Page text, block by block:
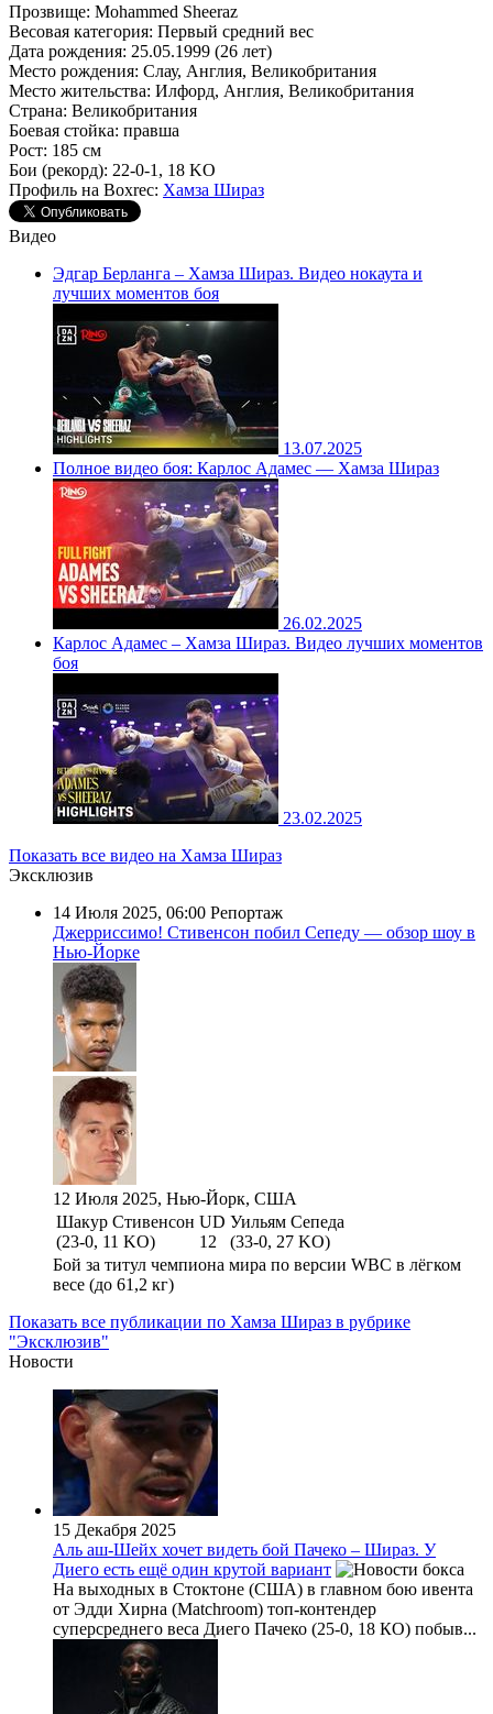
Прозвище: Mohammed Sheeraz
Весовая категория: Первый средний вес
Дата рождения: 25.05.1999 (26 лет)
Место рождения: Слау, Англия, Великобритания
Место жительства: Илфорд, Англия, Великобритания
Страна: Великобритания
Боевая стойка: правша
Рост: 185 см
Бои (рекорд): 22-0-1, 18 KO
Профиль на Boxrec: Хамза Шираз
Видео
Эдгар Берланга – Хамза Шираз. Видео нокаута и
лучших моментов боя
13.07.2025
Полное видео боя: Карлос Адамес — Хамза Шираз
26.02.2025
Карлос Адамес – Хамза Шираз. Видео лучших моментов
боя
23.02.2025
Показать все видео на Хамза Шираз
Эксклюзив
14 Июля 2025, 06:00 Репортаж
Джерриссимо! Стивенсон побил Сепеду — обзор шоу в
Нью-Йорке
12 Июля 2025, Нью-Йорк, США
Шакур Стивенсон
(23-0, 11 KO)
UD
12
Уильям Сепеда
(33-0, 27 KO)
Бой за титул чемпиона мира по версии WBC в лёгком
весе (до 61,2 кг)
Показать все публикации по Хамза Шираз в рубрике
"Эксклюзив"
Новости
15 Декабря 2025
Аль аш-Шейх хочет видеть бой Пачеко – Шираз. У
Диего есть ещё один крутой вариант
На выходных в Стоктоне (США) в главном бою ивента
от Эдди Хирна (Matchroom) топ-контендер
суперсреднего веса Диего Пачеко (25-0, 18 КО) побыв...